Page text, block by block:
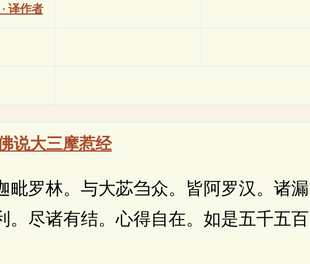
译作者
说大三摩惹经
罗林。与大苾刍众。皆阿罗汉。诸漏
。尽诸有结。心得自在。如是五千五百